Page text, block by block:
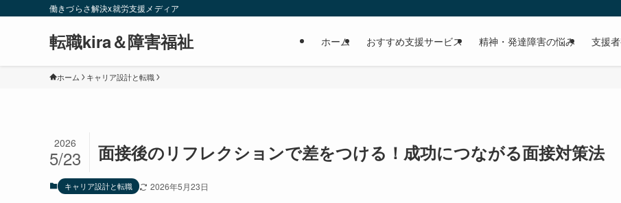
働きづらさ解決x就労支援メディア
転職kira＆障害福祉 ホーム おすすめ支援サービス 精神・発達障害の悩み 支援
ホーム キャリア設計と転職
面接後のリフレクションで差をつける！成功につながる面接対策法
2026
5/23
キャリア設計と転職 2026年5月23日